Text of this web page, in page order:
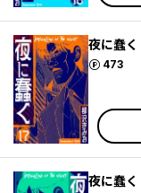
夜に蠢
473
ポイント
夜に蠢